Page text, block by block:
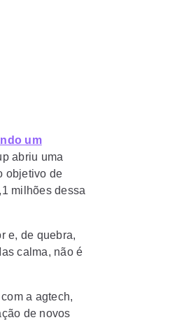
um
abriu uma
objetivo de
milhões dessa
e, de quebra,
calma, não é
a agtech,
de novos